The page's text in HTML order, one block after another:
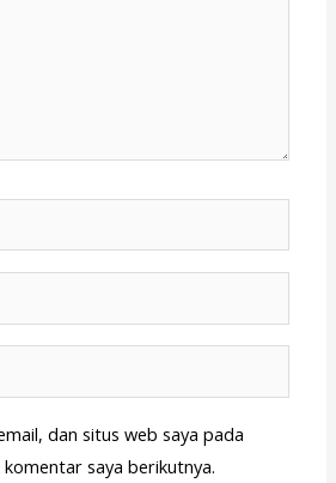
dan situs web saya pada
saya berikutnya.